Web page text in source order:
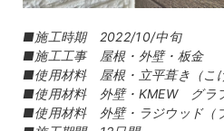
■施工時期 2022/10/中旬
■施工工事 屋根・外壁・板金
■使用材料 屋根・立平葺き（こげ
■使用材料 外壁・KMEW グラフ
■使用材料 外壁・ラジウッド（